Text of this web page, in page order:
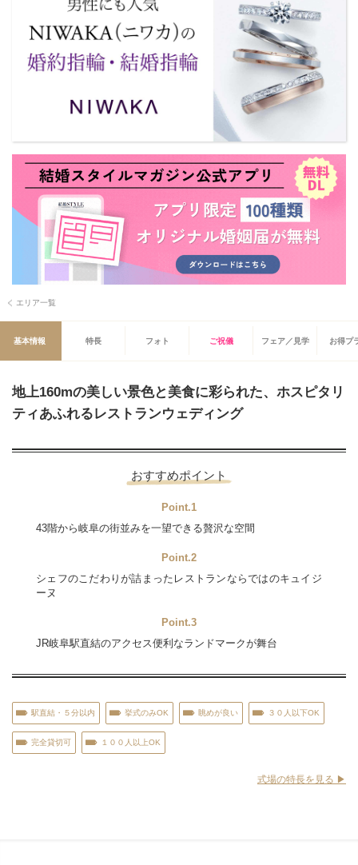
エリア一覧
基本情報 特長 フォト ご祝儀 フェア／見学 お得プ
地上160mの美しい景色と美食に彩られた、ホスピタリ
ティあふれるレストランウェディング
おすすめポイント
Point.1
43階から岐阜の街並みを一望できる贅沢な空間
Point.2
シェフのこだわりが詰まったレストランならではのキュイジ
ーヌ
Point.3
JR岐阜駅直結のアクセス便利なランドマークが舞台
駅直結・５分以内 挙式のみOK 眺めが良い ３０人以下OK
完全貸切可 １００人以上OK
式場の特長を見る ▶︎